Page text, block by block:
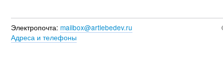
Электропочта: mailbox@artlebedev.ru
Адреса и телефоны